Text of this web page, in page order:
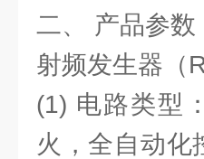
二、 产品参数
射频发生器（
(1) 电路类型
火，全自动化